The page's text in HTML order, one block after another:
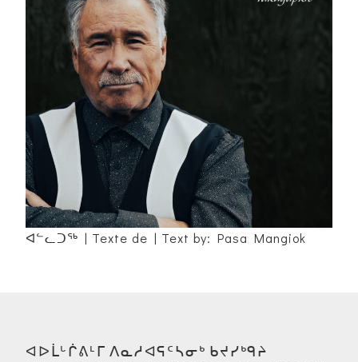
ᐊᓪᓚᑐᖅ | Texte de | Text by: Pasa Mangiok
ᐊᐅᒫᒡᒌᕕᒻᒥ ᐱᓇᓱᐊᕋᑦᓴᓂᒃ ᑲᔪᓯᒃᑫᔨ